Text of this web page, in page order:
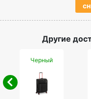
Другие
Черный